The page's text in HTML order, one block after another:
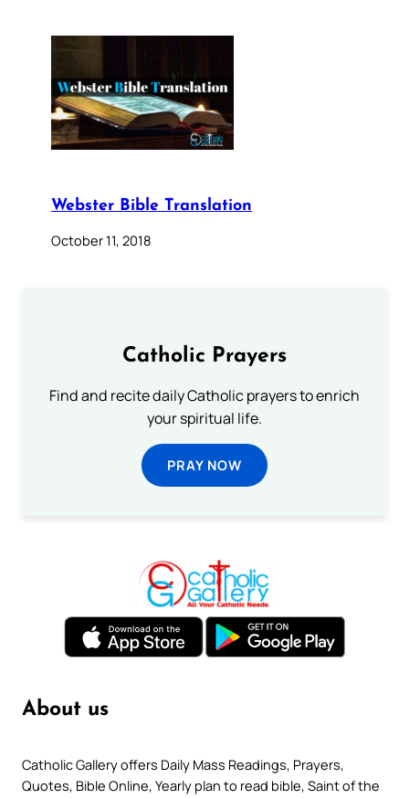
Webster Bible Translation
October 11, 2018
Catholic Prayers
Find and recite daily Catholic prayers to enrich
your spiritual life.
PRAY NOW
About us
Catholic Gallery offers Daily Mass Readings, Prayers,
Quotes, Bible Online, Yearly plan to read bible, Saint of the